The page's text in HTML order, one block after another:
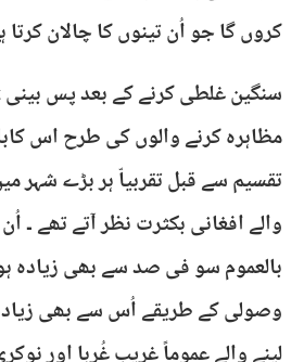
کروں گا جو اُن تینوں کا چالان کرتا
مظاہرہ کرنے والوں کی طرح اس
تقسیم سے قبل تقربیاّ ہر بڑے شہر
والے افغانی بکثرت نظر آتے تھے
بالعموم سو فی صد سے بھی زیادہ
وصولی کے طریقے اُس سے بھی